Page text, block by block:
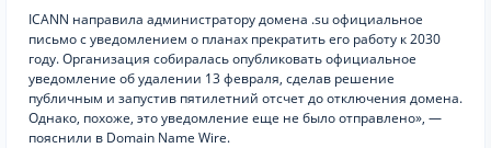
ICANN направила администратору домена .su официальное
письмо с уведомлением о планах прекратить его работу к 2030
году. Организация собиралась опубликовать официальное
уведомление об удалении 13 февраля, сделав решение
публичным и запустив пятилетний отсчет до отключения домена.
Однако, похоже, это уведомление еще не было отправлено», —
пояснили в Domain Name Wire.